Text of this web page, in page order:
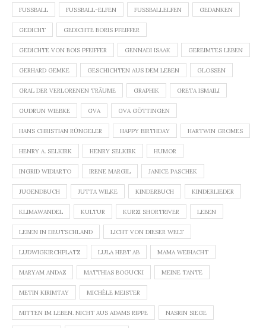
FUSSBALL FUSSBALL-ELFEN FUSSBALLELFEN GEDANKEN
GEDICHT GEDICHTE BORIS PFEIFFER
GEDICHTE VON BOIS PFEIFFER GENNADI ISAAK GEREIMTES LEBEN
GERHARD GEMKE GESCHICHTEN AUS DEM LEBEN GLOSSEN
GRAL DER VERLORENEN TRÄUME GRAPHIK GRETA ISMAILI
GUDRUN WIEBKE GVA GVA GÖTTINGEN
HANS CHRISTIAN RÜNGELER HAPPY BIRTHDAY HARTWIN GROMES
HENRY A. SELKIRK HENRY SELKIRK HUMOR
INGRID WIDIARTO IRENE MARGIL JANICE PASCHEK
JUGENDBUCH JUTTA WILKE KINDERBUCH KINDERLIEDER
KLIMAWANDEL KULTUR KURZI SHORTRIVER LEBEN
LEBEN IN DEUTSCHLAND LICHT VON DIESER WELT
LUDWIGKIRCHPLATZ LULA HEBT AB MAMA WEIHACHT
MARYAM ANDAZ MATTHIAS BOGUCKI MEINE TANTE
METIN KIRIMTAY MICHÈLE MEISTER
MITTEN IM LEBEN. NICHT AUS ADAMS RIPPE NASRIN SIEGE